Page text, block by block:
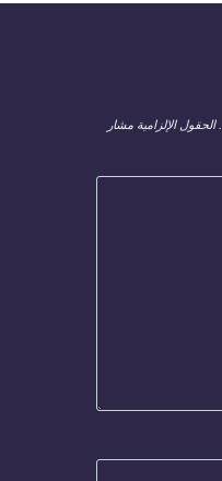
الحقول الإلزامية مشار